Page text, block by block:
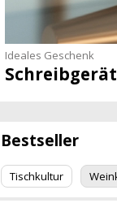
Ideales Geschenk
Bestseller
Tischkultur